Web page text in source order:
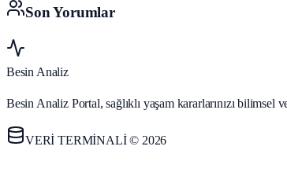
Son Yorumlar
Besin Analiz
Besin Analiz Portal, sağlıklı yaşam kararlarınızı
VERİ TERMİNALİ © 2026